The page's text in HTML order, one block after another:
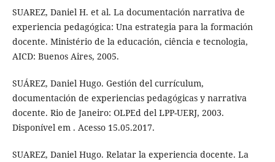
SUAREZ, Daniel H. et al. La documentación narrativa de
experiencia pedagógica: Una estrategia para la formación
docente. Ministério de la educación, ciência e tecnologia,
AICD: Buenos Aires, 2005.
SUÁREZ, Daniel Hugo. Gestión del currículum,
documentación de experiencias pedagógicas y narrativa
docente. Rio de Janeiro: OLPEd del LPP-UERJ, 2003.
Disponível em . Acesso 15.05.2017.
SUAREZ, Daniel Hugo. Relatar la experiencia docente. La